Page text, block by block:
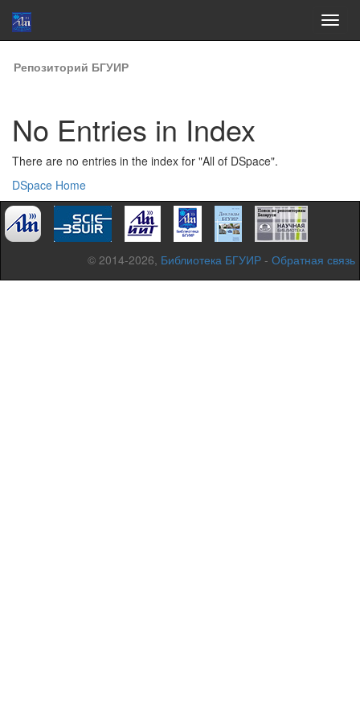
Skip
navigation
Репозиторий БГУИР
No Entries in Index
There are no entries in the index for "All of DSpace".
DSpace Home
© 2014-2026, Библиотека БГУИР - Обратная связь